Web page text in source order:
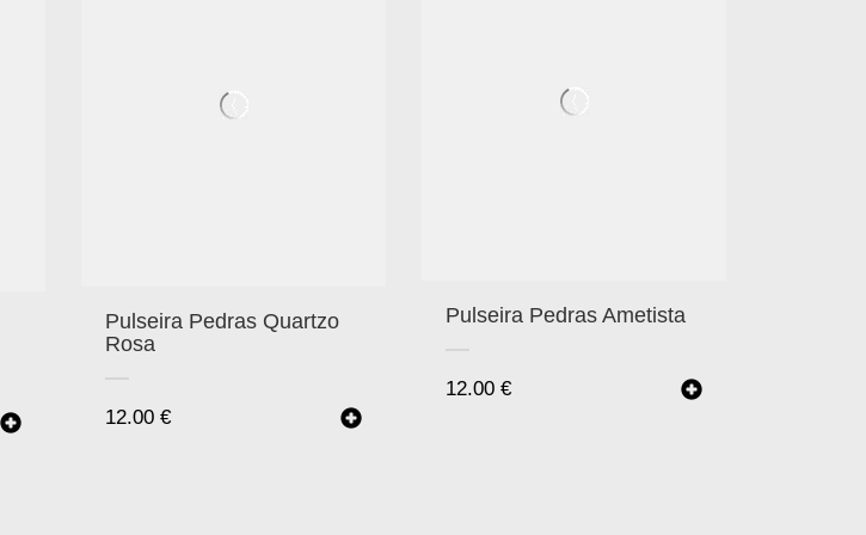
Pulseira Pedras Quartzo
Rosa
12.00 €
Pulseira Pedras Ametista
12.00 €